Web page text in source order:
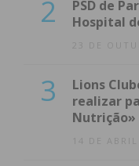
2
PSD de
Hospital
23 DE
3
Lions
realizar
Nutrição»
14 DE ABRIL